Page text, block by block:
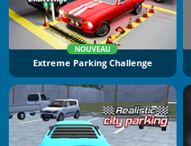
NOUVEAU
Extreme Parking Challenge